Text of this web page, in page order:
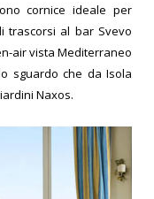
corniceideale per
trascorsi al bar Svevo
air vista Mediterraneo
sguardo che da Isola
Naxos.